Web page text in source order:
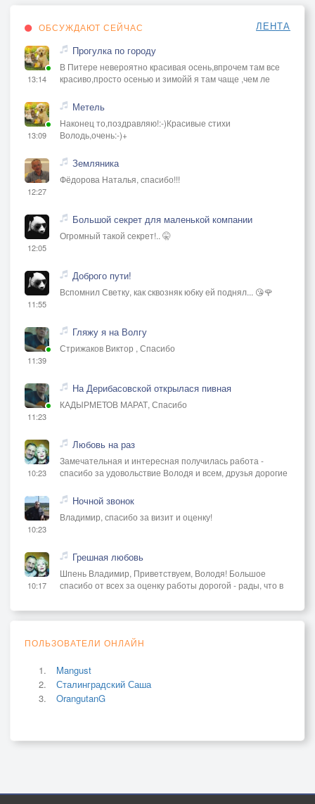
ОБСУЖДАЮТ СЕЙЧАС ЛЕНТА
13:14
Прогулка по городу
В Питере невероятно красивая осень,впрочем там все
красиво,просто осенью и зимойй я там чаще ,чем ле
13:09
Метель
Наконец то,поздравляю!:-)Красивые стихи
Володь,очень:-)+
12:27
Земляника
Фёдорова Наталья, спасибо!!!
12:05
Большой секрет для маленькой компании
Огромный такой секрет!.. 🤫
11:55
Доброго пути!
Вспомнил Светку, как сквозняк юбку ей поднял... 😘🌹
11:39
Гляжу я на Волгу
Стрижаков Виктор , Спасибо
11:23
На Дерибасовской открылася пивная
КАДЫРМЕТОВ МАРАТ, Спасибо
10:23
Любовь на раз
Замечательная и интересная получилась работа -
спасибо за удовольствие Володя и всем, друзья дорогие
10:23
Ночной звонок
Владимир, спасибо за визит и оценку!
10:17
Грешная любовь
Шпень Владимир, Приветствуем, Володя! Большое
спасибо от всех за оценку работы дорогой - рады, что в
ПОЛЬЗОВАТЕЛИ ОНЛАЙН
Mangust
Сталинградский Саша
OrangutanG